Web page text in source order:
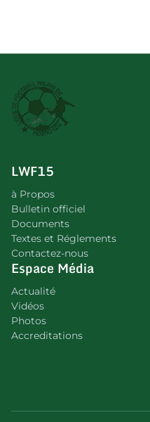
LWF15
à Propos
Bulletin officiel
Documents
Textes et Réglements
Contactez-nous
Espace Média
Actualité
Vidéos
Photos
Accreditations